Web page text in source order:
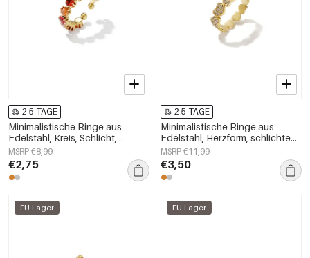
2-5 TAGE
Minimalistische Ringe aus
Edelstahl, Kreis, Schlicht,
Alltagsschmuck,
Damenschmuck
MSRP €8,99
€2,75
2-5 TAGE
Minimalistische Ringe aus
Edelstahl, Herzform, schlichte
Alltags-Serie, Damenschmuck
MSRP €11,99
€3,50
EU-Lager EU-Lager